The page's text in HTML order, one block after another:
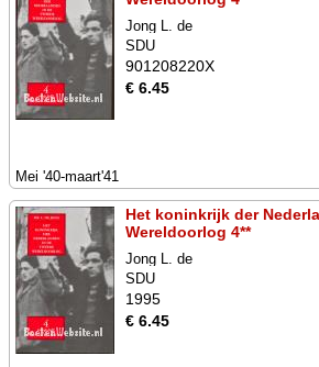
Jong L. de
SDU
901208220X
€ 6.45
Mei '40-maart'41
Het koninkrijk der
Wereldoorlog 4**
Jong L. de
SDU
1995
€ 6.45